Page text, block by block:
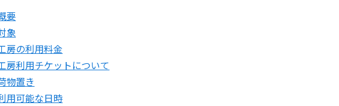
要
象
房の利用料金
房利用チケットについて
物置き
用可能な日時